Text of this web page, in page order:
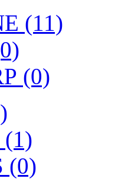
(11)
(0)
(0)